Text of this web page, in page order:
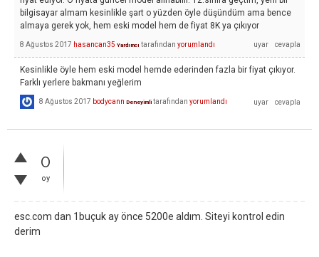
bilgisayar almam kesinlikle şart o yüzden öyle düşündüm ama bence
almaya gerek yok, hem eski model hem de fiyat 8K ya çıkıyor
8 Ağustos 2017 hasancan35 Yardımcı tarafından yorumlandı
Kesinlikle öyle hem eski model hemde ederinden fazla bir fiyat çıkıyor.
Farklı yerlere bakmanı yeğlerim
8 Ağustos 2017 bodycann Deneyimli tarafından yorumlandı
0
oy
esc.com dan 1buçuk ay önce 5200e aldım. Siteyi kontrol edin
derim